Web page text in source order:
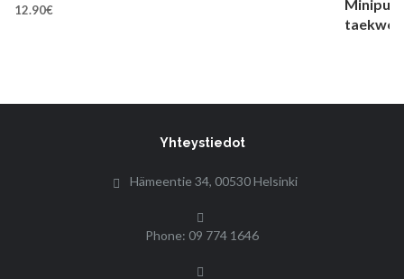
12.90€
Yhteystiedot
Hämeentie 34, 00530 Helsinki
Phone: 09 774 1646